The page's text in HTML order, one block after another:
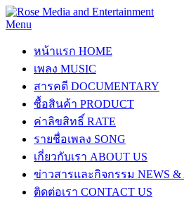
Menu
หน้าแรก HOME
เพลง MUSIC
สารคดี DOCUMENTARY
ซื้อสินค้า PRODUCT
ค่าลิขสิทธิ์ RATE
รายชื่อเพลง SONG
เกี่ยวกับเรา ABOUT US
ข่าวสารและกิจกรรม NEWS
ติดต่อเรา CONTACT US